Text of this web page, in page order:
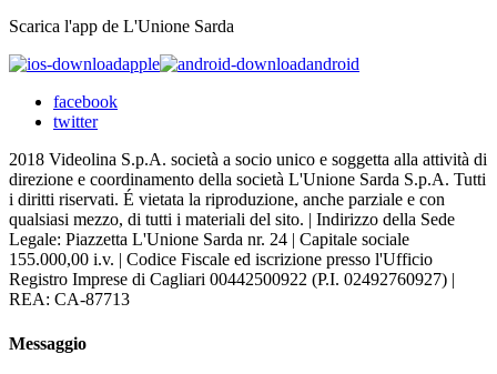
Scarica l'app de L'Unione Sarda
apple
android
facebook
twitter
2018 Videolina S.p.A. società a socio unico e soggetta alla attività di
direzione e coordinamento della società L'Unione Sarda S.p.A. Tutti
i diritti riservati. É vietata la riproduzione, anche parziale e con
qualsiasi mezzo, di tutti i materiali del sito. | Indirizzo della Sede
Legale: Piazzetta L'Unione Sarda nr. 24 | Capitale sociale
155.000,00 i.v. | Codice Fiscale ed iscrizione presso l'Ufficio
Registro Imprese di Cagliari 00442500922 (P.I. 02492760927) |
REA: CA-87713
Messaggio